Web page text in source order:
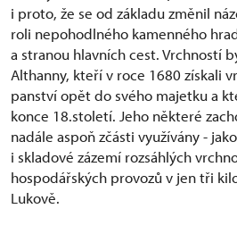
i proto, že se od základu změnil
roli nepohodlného kamenného
a stranou hlavních cest. Vrchností
Althanny, kteří v roce 1680 získali
panství opět do svého majetku a
konce 18.století. Jeho některé
nadále aspoň zčásti využívány -
i skladové zázemí rozsáhlých
hospodářských provozů v jen tři
Lukově.